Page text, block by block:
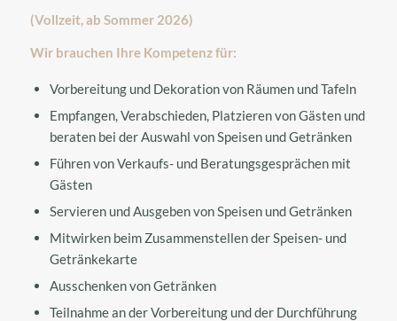
(Vollzeit, ab Sommer 2026)
Wir brauchen Ihre Kompetenz für:
Vorbereitung und Dekoration von Räumen und Tafeln
Empfangen, Verabschieden, Platzieren von Gästen und
beraten bei der Auswahl von Speisen und Getränken
Führen von Verkaufs- und Beratungsgesprächen mit
Gästen
Servieren und Ausgeben von Speisen und Getränken
Mitwirken beim Zusammenstellen der Speisen- und
Getränkekarte
Ausschenken von Getränken
Teilnahme an der Vorbereitung und der Durchführung